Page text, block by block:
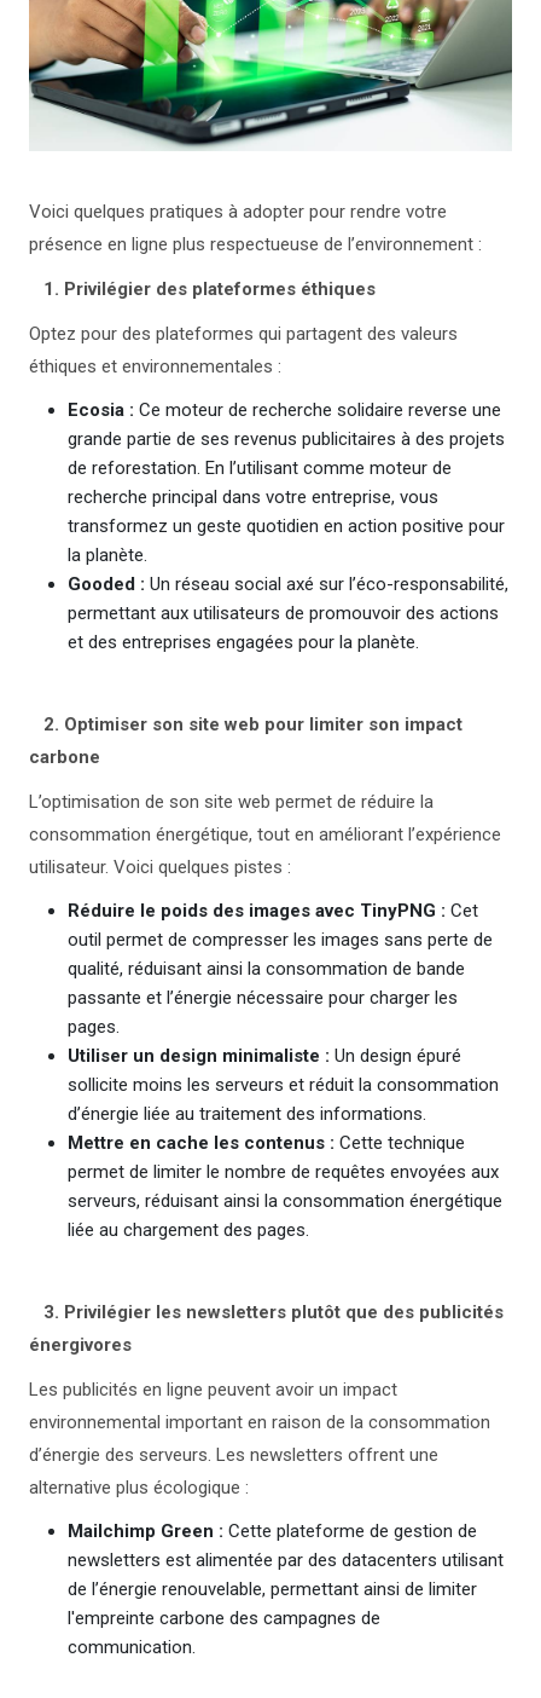
Voici quelques pratiques à adopter pour rendre votre
présence en ligne plus respectueuse de l’environnement :
1. Privilégier des plateformes éthiques
Optez pour des plateformes qui partagent des valeurs
éthiques et environnementales :
Ecosia : Ce moteur de recherche solidaire reverse une
grande partie de ses revenus publicitaires à des projets
de reforestation. En l’utilisant comme moteur de
recherche principal dans votre entreprise, vous
transformez un geste quotidien en action positive pour
la planète.
Gooded : Un réseau social axé sur l’éco-responsabilité,
permettant aux utilisateurs de promouvoir des actions
et des entreprises engagées pour la planète.
2. Optimiser son site web pour limiter son impact
carbone
L’optimisation de son site web permet de réduire la
consommation énergétique, tout en améliorant l’expérience
utilisateur. Voici quelques pistes :
Réduire le poids des images avec TinyPNG : Cet
outil permet de compresser les images sans perte de
qualité, réduisant ainsi la consommation de bande
passante et l’énergie nécessaire pour charger les
pages.
Utiliser un design minimaliste : Un design épuré
sollicite moins les serveurs et réduit la consommation
d’énergie liée au traitement des informations.
Mettre en cache les contenus : Cette technique
permet de limiter le nombre de requêtes envoyées aux
serveurs, réduisant ainsi la consommation énergétique
liée au chargement des pages.
3. Privilégier les newsletters plutôt que des publicités
énergivores
Les publicités en ligne peuvent avoir un impact
environnemental important en raison de la consommation
d’énergie des serveurs. Les newsletters offrent une
alternative plus écologique :
Mailchimp Green : Cette plateforme de gestion de
newsletters est alimentée par des datacenters utilisant
de l’énergie renouvelable, permettant ainsi de limiter
l'empreinte carbone des campagnes de
communication.